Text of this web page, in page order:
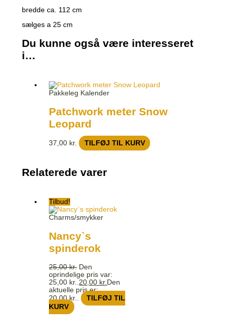
bredde ca. 112 cm
sælges a 25 cm
Du kunne også være interesseret
i…
Pakkeleg Kalender
Patchwork meter Snow
Leopard
37,00 kr. TILFØJ TIL KURV
Relaterede varer
Tilbud!
Charms/smykker
Nancy`s
spinderok
25,00kr. Den
oprindelige pris var:
25,00 kr.. 20,00 kr. Den
aktuelle pris er:
20,00 kr..
TILFØJ TIL
KURV